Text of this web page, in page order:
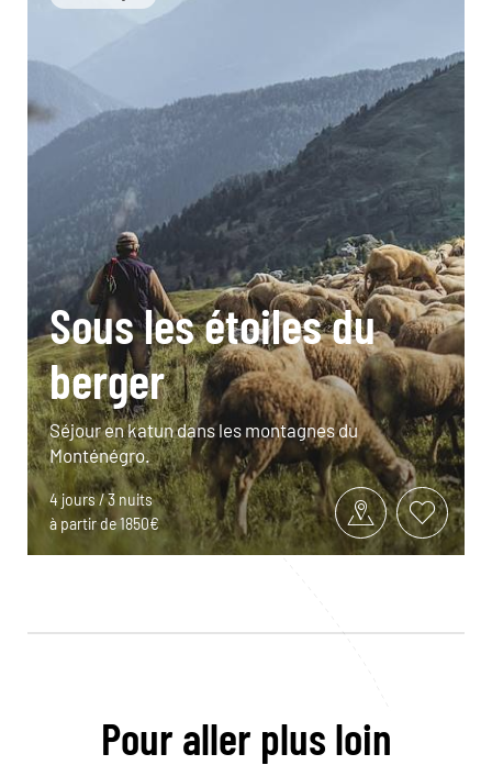
Sous les étoiles du
berger
Séjour en katun dans les montagnes du
Monténégro.
4 jours / 3 nuits
à partir de 1850€
Pour aller plus loin